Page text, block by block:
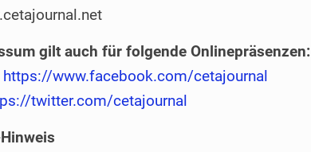
gilt auch für folgende Onlinepräsenzen:
https://www.facebook.com/cetajournal
twitter.com/cetajournal